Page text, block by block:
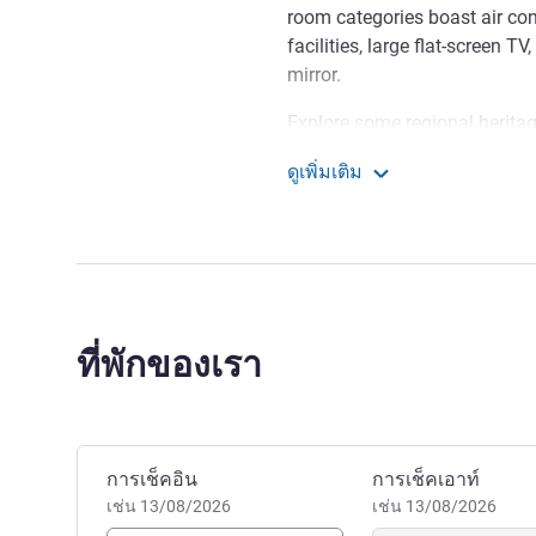
room categories boast air
facilities, large flat-screen
mirror.
Explore some regional
located, five minutes from
ดูเพิ่มเติม
ที่พักของเรา
จองโรงแรมนี้
การเช็คอิน
เช่น 13/08/2026
การเช็คเอาท์
เช่น 13/08/2026